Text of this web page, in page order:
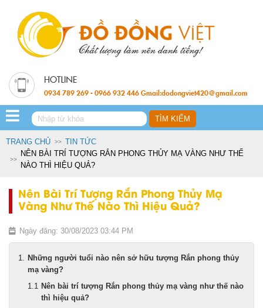
0934 789 269 - 0966 932 446 Gmail:dodongviet420@gmail.com
TRANG CHỦ
TIN TỨC
NÊN BÀI TRÍ TƯỢNG RẮN PHONG THỦY MẠ VÀNG NHƯ THẾ
NÀO THÌ HIỆU QUẢ?
Nên Bài Trí Tượng Rắn Phong Thủy Mạ
Vàng Như Thế Nào Thì Hiệu Quả?
Ngày đăng: 30/08/2023 03:44 PM
Những người tuổi nào nên sở hữu tượng Rắn phong thủy
mạ vàng?
Nên bài trí tượng Rắn phong thủy mạ vàng như thế nào
thì hiệu quả?